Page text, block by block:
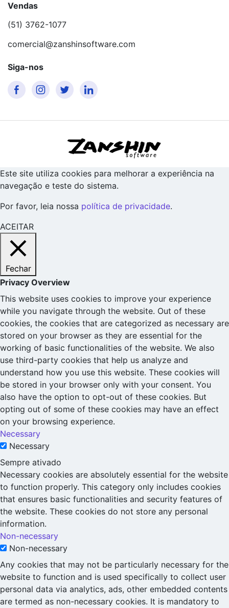
Vendas
(51) 3762-1077
comercial@zanshinsoftware.com
Siga-nos
Este site utiliza cookies para melhorar a experiência na
navegação e teste do sistema.
Por favor, leia nossa política de privacidade.
ACEITAR
Fechar
Privacy Overview
This website uses cookies to improve your experience
while you navigate through the website. Out of these
cookies, the cookies that are categorized as necessary are
stored on your browser as they are essential for the
working of basic functionalities of the website. We also
use third-party cookies that help us analyze and
understand how you use this website. These cookies will
be stored in your browser only with your consent. You
also have the option to opt-out of these cookies. But
opting out of some of these cookies may have an effect
on your browsing experience.
Necessary
Necessary
Sempre ativado
Necessary cookies are absolutely essential for the website
to function properly. This category only includes cookies
that ensures basic functionalities and security features of
the website. These cookies do not store any personal
information.
Non-necessary
Non-necessary
Any cookies that may not be particularly necessary for the
website to function and is used specifically to collect user
personal data via analytics, ads, other embedded contents
are termed as non-necessary cookies. It is mandatory to